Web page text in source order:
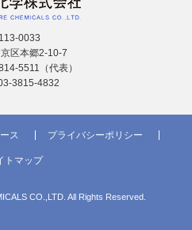
0033
区本郷2-10-7
5511（代表）
3815-4832
ス プライバシーポリシー
トマップ
CO.,LTD. All Rights Reserved.